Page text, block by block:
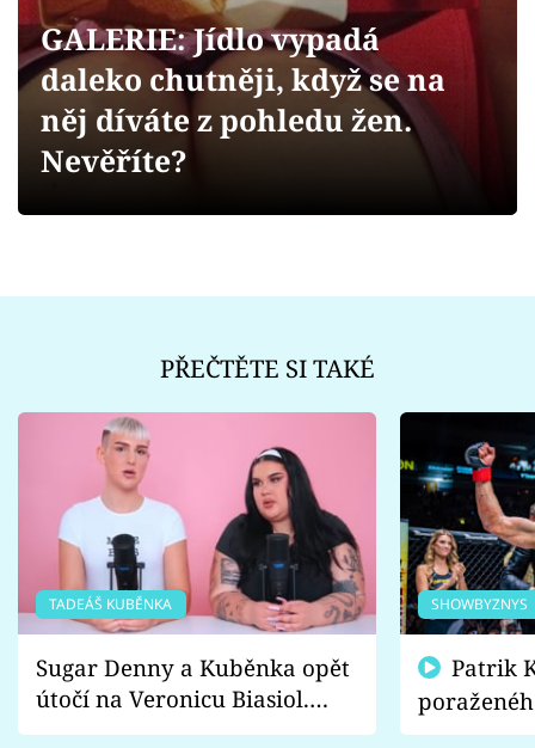
Videa
Sledujte prima+
GALERIE: Jídlo vypadá
daleko chutněji, když se na
něj díváte z pohledu žen.
Nevěříte?
PŘEČTĚTE SI TAKÉ
TADEÁŠ KUBĚNKA
Sugar Denny a Kuběnka opět
útočí na Veronicu Biasiol.
Proč je podle nich falešná a
SHOWBYZNYS
fanoušci